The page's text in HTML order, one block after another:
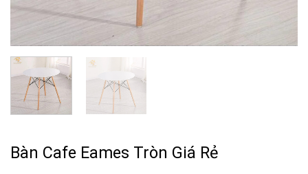
Bàn Cafe Eames Tròn Giá Rẻ